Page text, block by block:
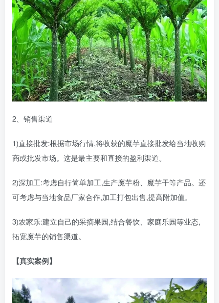
2、销售渠道
1)直接批发:根据市场行情,将收获的魔芋直接批发给当地收购
商或批发市场。这是最主要和直接的盈利渠道。
2)深加工:考虑自行简单加工,生产魔芋粉、魔芋干等产品。还
可考虑与当地食品厂家合作,加工打包出售,提高附加值。
3)农家乐:建立自己的采摘果园,结合餐饮、家庭乐园等业态,
拓宽魔芋的销售渠道。
【真实案例】